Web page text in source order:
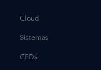
Cloud
Sistemas
CPDs